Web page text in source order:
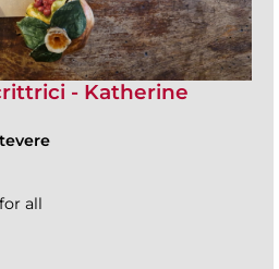
- Katherine
all